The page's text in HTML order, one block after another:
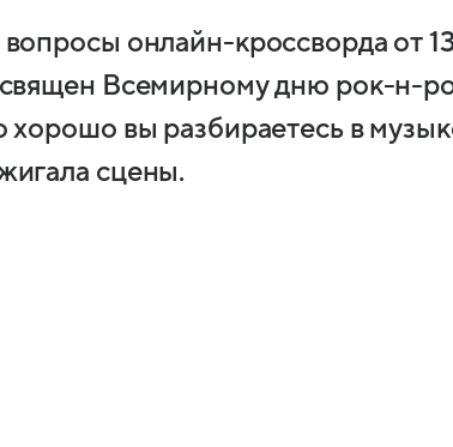
онлайн-кроссворда от
Всемирному дню рок-н-
хорошо вы разбираетесь в
сцены.